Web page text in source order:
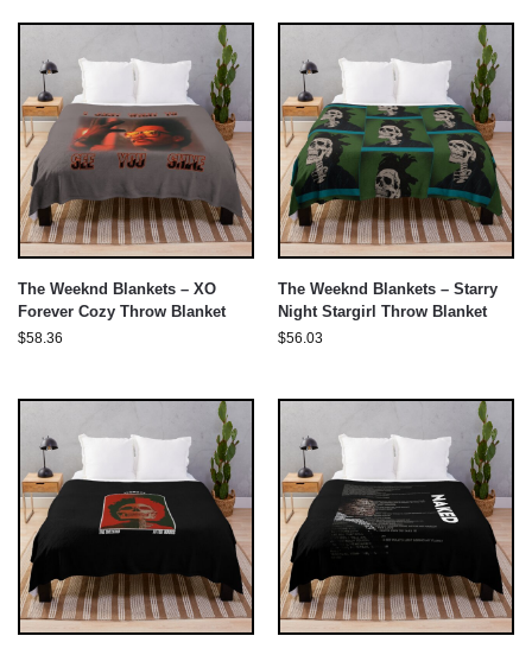
The Weeknd Blankets – XO
Forever Cozy Throw Blanket
$58.36
The Weeknd Blankets – Starry
Night Stargirl Throw Blanket
$56.03